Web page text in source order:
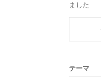
ました
テーマ